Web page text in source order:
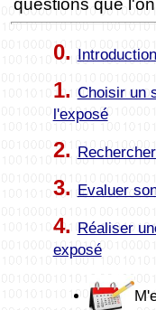
0. Introduction
1. Choisir un
l'exposé
2.
3. Evaluer
4. Réaliser
exposé